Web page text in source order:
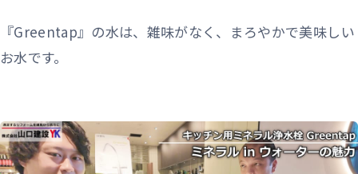
『Greentap』の水は、雑味がなく、まろやかで美味しい
お水です。